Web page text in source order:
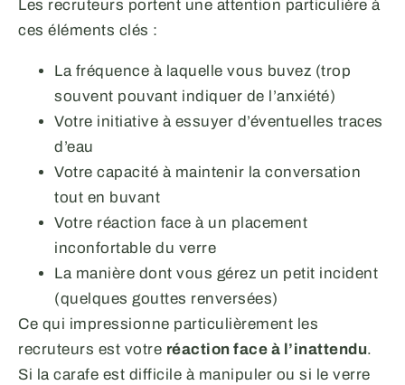
Les recruteurs portent une attention particulière à
ces éléments clés :
La fréquence à laquelle vous buvez (trop
souvent pouvant indiquer de l’anxiété)
Votre initiative à essuyer d’éventuelles traces
d’eau
Votre capacité à maintenir la conversation
tout en buvant
Votre réaction face à un placement
inconfortable du verre
La manière dont vous gérez un petit incident
(quelques gouttes renversées)
Ce qui impressionne particulièrement les
recruteurs est votre réaction face à l’inattendu.
Si la carafe est difficile à manipuler ou si le verre